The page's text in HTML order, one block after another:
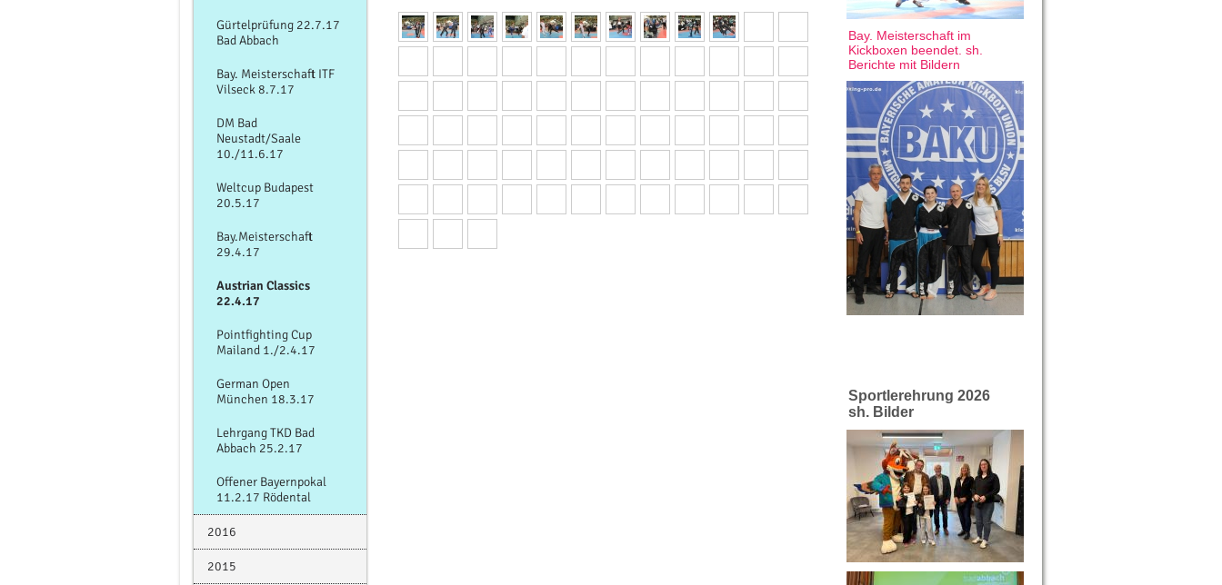
Gürtelprüfung 22.7.17
Bad Abbach
Bay. Meisterschaft ITF
Vilseck 8.7.17
DM Bad
Neustadt/Saale
10./11.6.17
Weltcup Budapest
20.5.17
Bay.Meisterschaft
29.4.17
Austrian Classics
22.4.17
Pointfighting Cup
Mailand 1./2.4.17
German Open
München 18.3.17
Lehrgang TKD Bad
Abbach 25.2.17
Offener Bayernpokal
11.2.17 Rödental
2016
2015
Bay. Meisterschaft im
Kickboxen beendet. sh.
Berichte mit Bildern
Sportlerehrung 2026
sh. Bilder